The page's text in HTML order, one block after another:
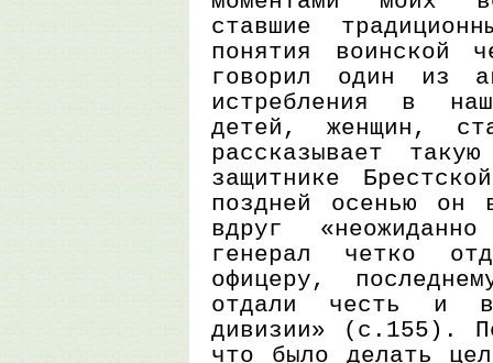
ставшие
понятия
говорил один из
истребления в
детей, женщин,
рассказывает
защитнике
поздней осенью он
вдруг
генерал четко
офицеру,
отдали честь и
дивизии» (с.155).
что было делать